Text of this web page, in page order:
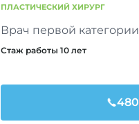
ПЛАСТИЧЕСКИЙ ХИРУРГ
Врач первой категории
Стаж работы 10 лет
480